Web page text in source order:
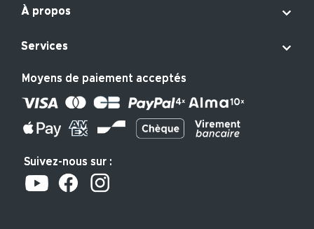
À propos 
Services 
Moyens de paiement acceptés
Suivez-nous sur :